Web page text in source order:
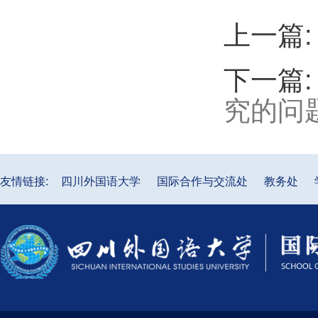
上一
下一篇
究的问
友情链接: 四川外国语大学 国际合作与交流处 教务处